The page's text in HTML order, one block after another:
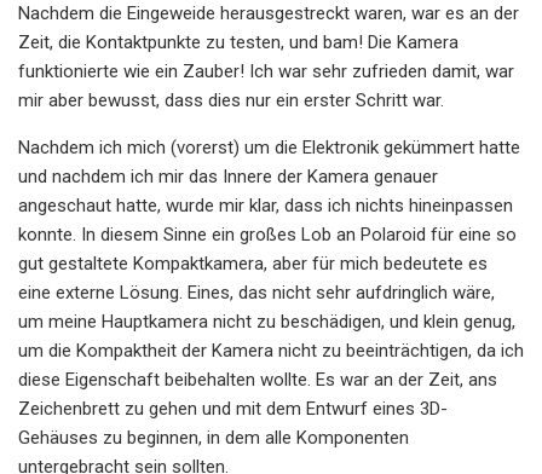
Nachdem die Eingeweide herausgestreckt waren, war es an der
Zeit, die Kontaktpunkte zu testen, und bam! Die Kamera
funktionierte wie ein Zauber! Ich war sehr zufrieden damit, war
mir aber bewusst, dass dies nur ein erster Schritt war.
Nachdem ich mich (vorerst) um die Elektronik gekümmert hatte
und nachdem ich mir das Innere der Kamera genauer
angeschaut hatte, wurde mir klar, dass ich nichts hineinpassen
konnte. In diesem Sinne ein großes Lob an Polaroid für eine so
gut gestaltete Kompaktkamera, aber für mich bedeutete es
eine externe Lösung. Eines, das nicht sehr aufdringlich wäre,
um meine Hauptkamera nicht zu beschädigen, und klein genug,
um die Kompaktheit der Kamera nicht zu beeinträchtigen, da ich
diese Eigenschaft beibehalten wollte. Es war an der Zeit, ans
Zeichenbrett zu gehen und mit dem Entwurf eines 3D-
Gehäuses zu beginnen, in dem alle Komponenten
untergebracht sein sollten.